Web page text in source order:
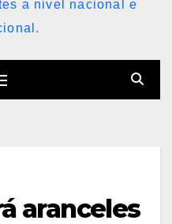
a nivel nacional e
aranceles